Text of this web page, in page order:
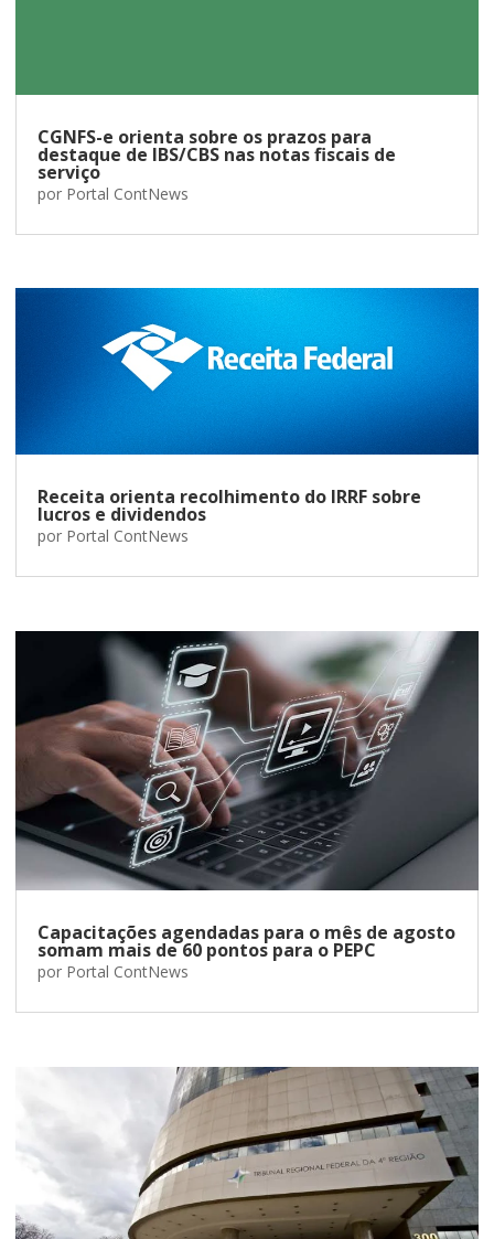
CGNFS-e orienta sobre os prazos para
destaque de IBS/CBS nas notas fiscais de
serviço
por Portal ContNews
Receita orienta recolhimento do IRRF sobre
lucros e dividendos
por Portal ContNews
Capacitações agendadas para o mês de agosto
somam mais de 60 pontos para o PEPC
por Portal ContNews